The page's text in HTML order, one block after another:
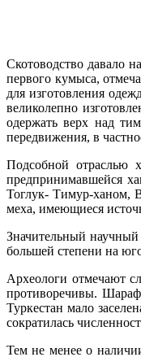
Скотоводство давало
первого кумыса,
для изготовления
великолепно
одержать верх над
передвижения, в
Подсобной отраслью
предпринимавшейся
Тоглук- Тимур-ханом,
меха, имеющиеся
Значительный научный
большей степени на
Археологи отмечают
противоречивы.
Туркестан мало
сократилась
Тем не менее о